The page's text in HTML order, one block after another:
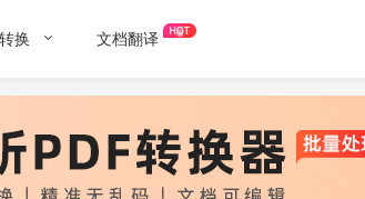
换 文档翻译